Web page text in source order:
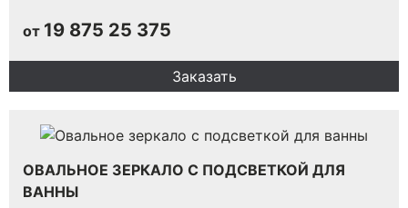
от 19 875 25 375
Заказать
ОВАЛЬНОЕ ЗЕРКАЛО С ПОДСВЕТКОЙ ДЛЯ
ВАННЫ